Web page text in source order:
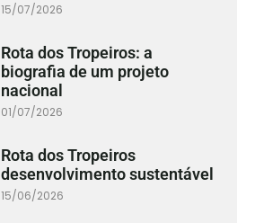
15/07/2026
Rota dos Tropeiros: a
biografia de um projeto
nacional
01/07/2026
Rota dos Tropeiros
desenvolvimento sustentável
15/06/2026